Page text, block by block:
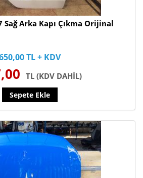
Sağ Arka Kapı Çıkma Orijinal
TL + KDV
TL (KDV DAHİL)
Sepete Ekle